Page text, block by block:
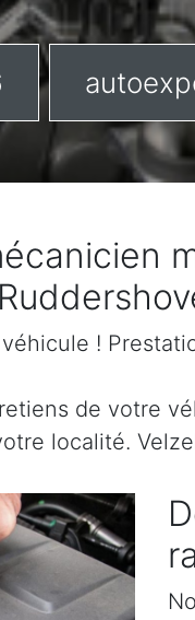
!
de votre
localité.